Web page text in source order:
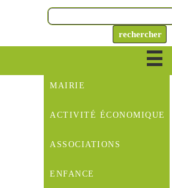
MAIRIE
ACTIVITÉ ÉCONOMIQUE
ASSOCIATIONS
ENFANCE